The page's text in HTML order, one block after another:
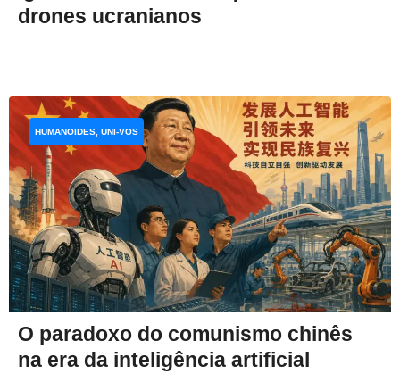
drones ucranianos
O paradoxo do comunismo chinês
na era da inteligência artificial
HUMANOIDES, UNI-VOS